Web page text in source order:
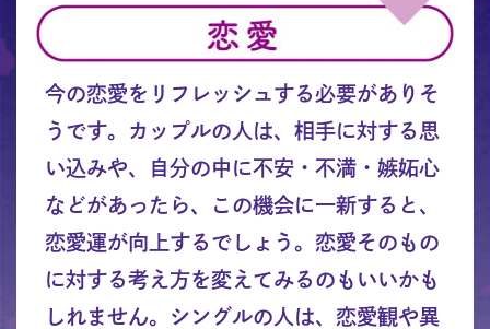
今の恋愛をリフレッシュする必要がありそ
うです。カップルの人は、相手に対する思
い込みや、自分の中に不安・不満・嫉妬心
などがあったら、この機会に一新すると、
恋愛運が向上するでしょう。恋愛そのもの
に対する考え方を変えてみるのもいいかも
しれません。シングルの人は、恋愛観や異